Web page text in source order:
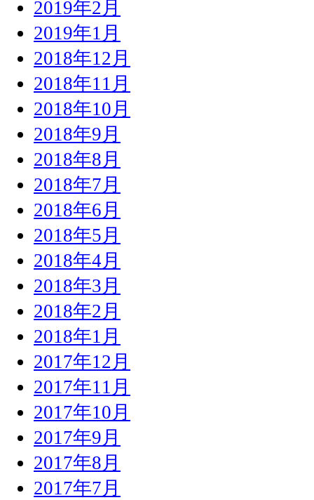
2019年2月
2019年1月
2018年12月
2018年11月
2018年10月
2018年9月
2018年8月
2018年7月
2018年6月
2018年5月
2018年4月
2018年3月
2018年2月
2018年1月
2017年12月
2017年11月
2017年10月
2017年9月
2017年8月
2017年7月